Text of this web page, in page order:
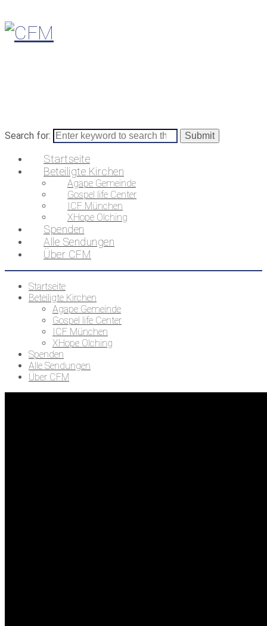
Search for:
Startseite
Beteiligte Kirchen
Agape Gemeinde
Gospel life Center
ICF München
XHope Olching
Spenden
Alle Sendungen
Über CFM
Startseite
Beteiligte Kirchen
Agape Gemeinde
Gospel life Center
ICF München
XHope Olching
Spenden
Alle Sendungen
Über CFM